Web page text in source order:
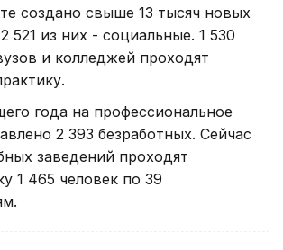
создано свыше 13 тысяч новых
521 из них - социальные. 1 530
и колледжей проходят
года на профессиональное
2 393 безработных. Сейчас
заведений проходят
1 465 человек по 39